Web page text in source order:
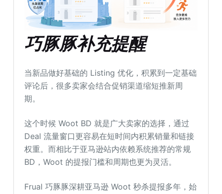
巧豚豚补充提醒
当新品做好基础的 Listing 优化，积累到一定基础
评论后，很多卖家会结合促销渠道缩短推新周
期。
这个时候 Woot BD 就是广大卖家的选择，通过
Deal 流量窗口更容易在短时间内积累销量和链接
权重。而相比于亚马逊站内依赖系统推荐的常规
BD，Woot 的提报门槛和周期也更为灵活。
Frual 巧豚豚深耕亚马逊 Woot 秒杀提报多年，始